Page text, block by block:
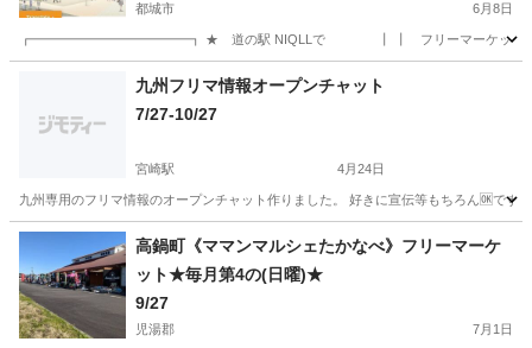
都城市 6月8日
┏━━━━━━━━━━━━┓ ★ 道の駅 NIQLLで ┃ ┃ フリーマーケット！！ ┃ ┃
フリーマーケット 道の駅
九州フリマ情報オープンチャット
7/27-10/27
宮崎駅 4月24日
九州専用のフリマ情報のオープンチャット作りました。 好きに宣伝等もちろん🆗で
宮崎 宮崎市 宮崎駅 九州
高鍋町《ママンマルシェたかなべ》フリーマーケ
ット★毎月第4の(日曜)★
9/27
児湯郡 7月1日